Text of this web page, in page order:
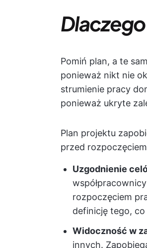
Pomiń plan, a te
ponieważ nikt nie
strumienie pracy
ponieważ ukryte
Plan projektu
przed
Uzgodnienie
rozpoczęciem
definicję tego, co
Widoczność w
innych.